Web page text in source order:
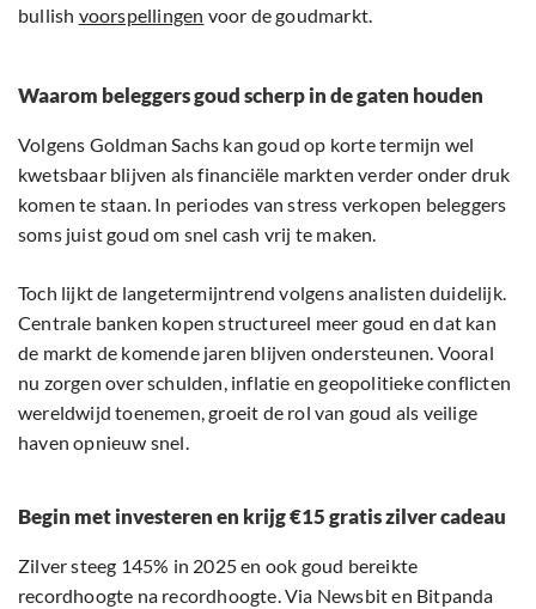
bullish voorspellingen voor de goudmarkt.
Waarom beleggers goud scherp in de gaten houden
Volgens Goldman Sachs kan goud op korte termijn wel
kwetsbaar blijven als financiële markten verder onder druk
komen te staan. In periodes van stress verkopen beleggers
soms juist goud om snel cash vrij te maken.
Toch lijkt de langetermijntrend volgens analisten duidelijk.
Centrale banken kopen structureel meer goud en dat kan
de markt de komende jaren blijven ondersteunen. Vooral
nu zorgen over schulden, inflatie en geopolitieke conflicten
wereldwijd toenemen, groeit de rol van goud als veilige
haven opnieuw snel.
Begin met investeren en krijg €15 gratis zilver cadeau
Zilver steeg 145% in 2025 en ook goud bereikte
recordhoogte na recordhoogte. Via Newsbit en Bitpanda